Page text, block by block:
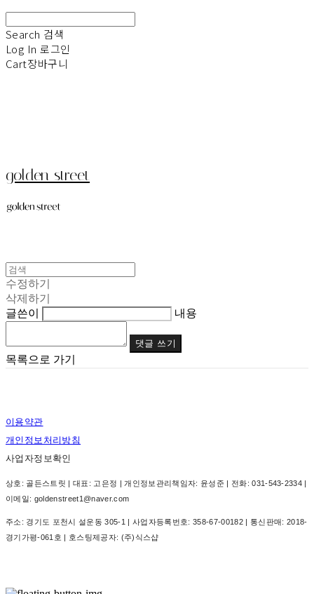
Search 검색
Log In 로그인
Cart장바구니
golden street
수정하기
삭제하기
글쓴이
내용
댓글 쓰기
목록으로 가기
이용약관
개인정보처리방침
사업자정보확인
상호: 골든스트릿 | 대표: 고은정 | 개인정보관리책임자: 윤성준 | 전화: 031-543-2334 |
이메일: goldenstreet1@naver.com
주소: 경기도 포천시 설운동 305-1 | 사업자등록번호: 358-67-00182| 통신판매: 2018-
경기가평-061호 | 호스팅제공자: (주)식스샵